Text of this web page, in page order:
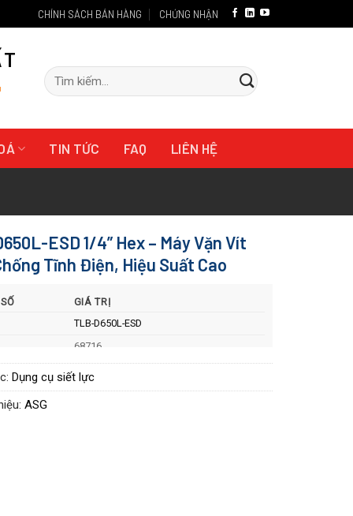
CHÍNH SÁCH BÁN HÀNG CHỨNG NHẬN
Tìm
kiếm:
TIN TỨC FAQ LIÊN HỆ
ESD 1/4” Hex – Máy Vặn Vít
Tĩnh Điện, Hiệu Suất Cao
GIÁ TRỊ
TLB-D650L-ESD
68716
Không chổi than (Brushless)
Dụng cụ siết lực
ASG